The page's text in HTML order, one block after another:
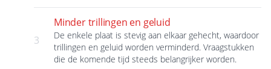
3
Minder trillingen en geluid
De enkele plaat is stevig aan elkaar gehecht, waardoor
trillingen en geluid worden verminderd. Vraagstukken
die de komende tijd steeds belangrijker worden.